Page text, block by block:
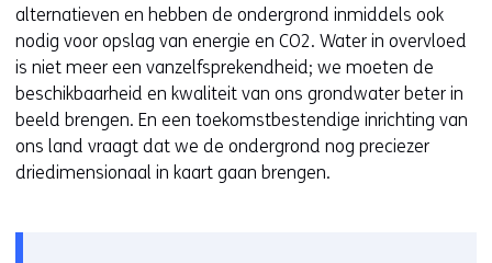
alternatieven en hebben de ondergrond inmiddels ook
nodig voor opslag van energie en CO2. Water in overvloed
is niet meer een vanzelfsprekendheid; we moeten de
beschikbaarheid en kwaliteit van ons grondwater beter in
beeld brengen. En een toekomstbestendige inrichting van
ons land vraagt dat we de ondergrond nog preciezer
driedimensionaal in kaart gaan brengen.